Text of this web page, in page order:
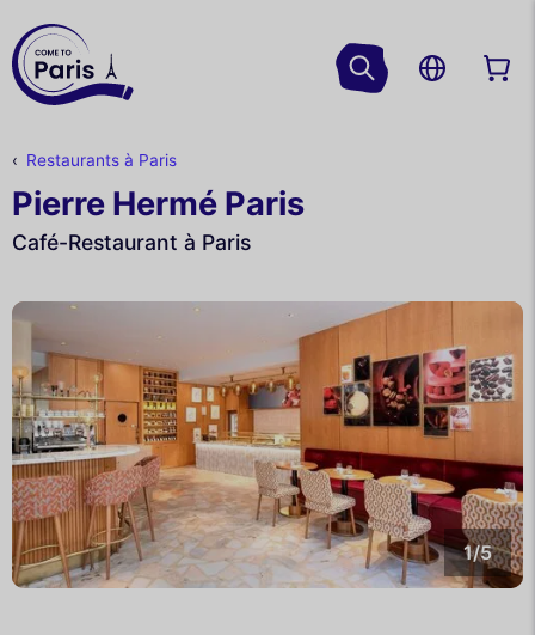
Restaurants à Paris
Pierre Hermé Paris
Café-Restaurant à Paris
1/5